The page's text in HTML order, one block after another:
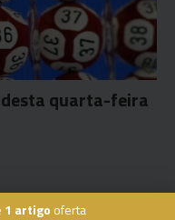
1 artigo oferta
desta quarta-feira